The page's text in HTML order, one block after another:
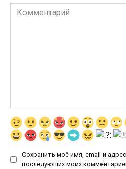
Комментарий
Сохранить моё имя, email и
последующих моих